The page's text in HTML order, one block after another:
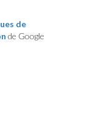
de
de Google